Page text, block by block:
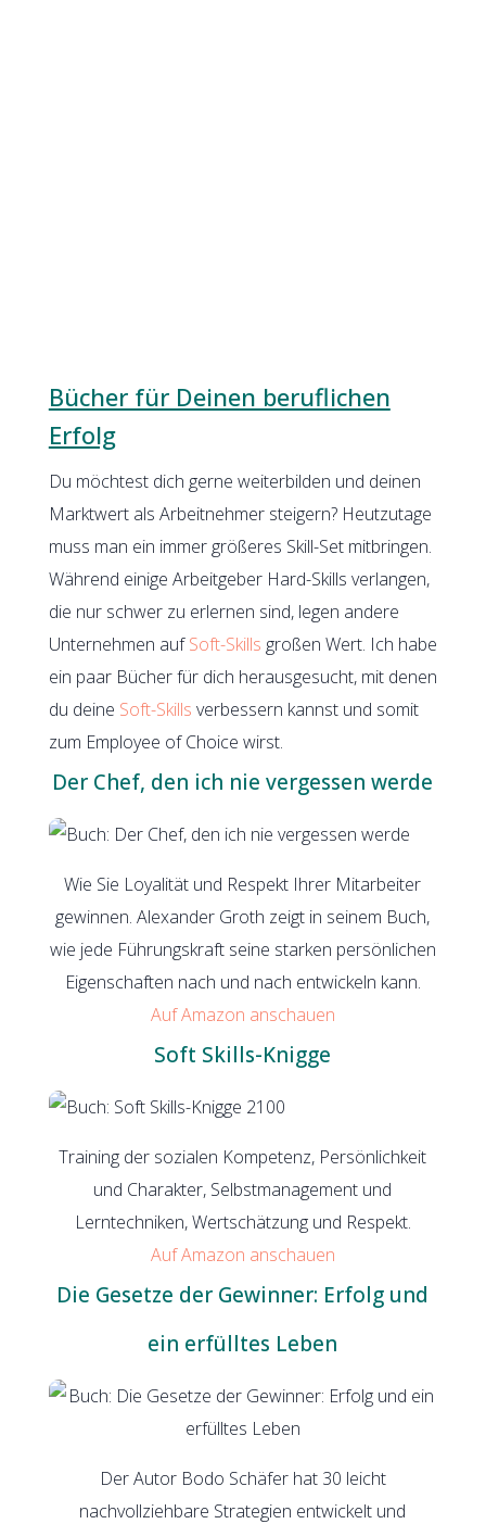
Bücher für Deinen beruflichen
Erfolg
Du möchtest dich gerne weiterbilden und deinen
Marktwert als Arbeitnehmer steigern? Heutzutage
muss man ein immer größeres Skill-Set mitbringen.
Während einige Arbeitgeber Hard-Skills verlangen,
die nur schwer zu erlernen sind, legen andere
Unternehmen aufSoft-Skills großen Wert. Ich habe
ein paar Bücher für dich herausgesucht, mit denen
du deine Soft-Skills verbessern kannst und somit
zum Employee of Choice wirst.
Der Chef, den ich nie vergessen werde
Wie Sie Loyalität und Respekt Ihrer Mitarbeiter
gewinnen. Alexander Groth zeigt in seinem Buch,
wie jede Führungskraft seine starken persönlichen
Eigenschaften nach und nach entwickeln kann.
Auf Amazon anschauen
Soft Skills-Knigge
Training der sozialen Kompetenz, Persönlichkeit
und Charakter, Selbstmanagement und
Lerntechniken, Wertschätzung und Respekt.
Auf Amazon anschauen
Die Gesetze der Gewinner: Erfolg und
ein erfülltes Leben
Der Autor Bodo Schäfer hat 30 leicht
nachvollziehbare Strategien entwickelt und